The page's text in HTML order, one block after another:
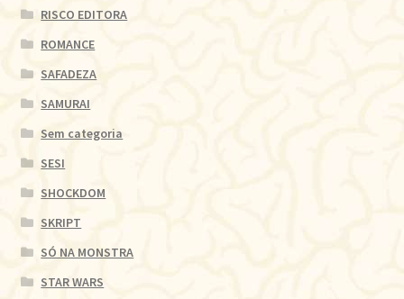
RISCO EDITORA
ROMANCE
SAFADEZA
SAMURAI
Sem categoria
SESI
SHOCKDOM
SKRIPT
SÓ NA MONSTRA
STAR WARS